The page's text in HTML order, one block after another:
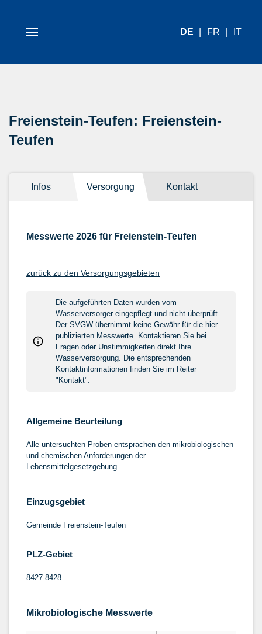
DE FR IT
Freienstein-Teufen: Freienstein-
Teufen
Infos Versorgung Kontakt
Messwerte 2026 für Freienstein-Teufen
zurück zu den Versorgungsgebieten
Die aufgeführten Daten wurden vom
Wasserversorger eingepflegt und nicht überprüft.
Der SVGW übernimmt keine Gewähr für die hier
publizierten Messwerte. Kontaktieren Sie bei
Fragen oder Unstimmigkeiten direkt Ihre
Wasserversorgung. Die entsprechenden
Kontaktinformationen finden Sie im Reiter
"Kontakt".
Allgemeine Beurteilung
Alle untersuchten Proben entsprachen den mikrobiologischen
und chemischen Anforderungen der
Lebensmittelgesetzgebung.
Einzugsgebiet
Gemeinde Freienstein-Teufen
PLZ-Gebiet
8427-8428
Mikrobiologische Messwerte